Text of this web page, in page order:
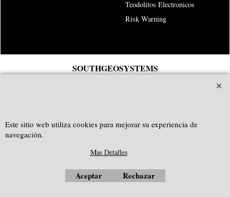
Teodolitos Electronicos
Risk Warning
SOUTHGEOSYSTEMS
--------------------------------------------------
Este sitio web utiliza cookies para mejorar su experiencia de
navegación.
Mas Detalles
Aceptar Rechazar